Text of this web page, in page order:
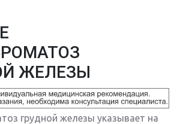
ЖЕЛЕЗЫ
грудной железы указывает на